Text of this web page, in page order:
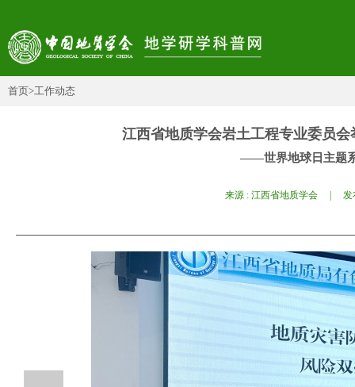
首页>工作动态
江西省地质学会岩土工程专业委员
——世界地球日主题
来源 : 江西省地质学会 | 发